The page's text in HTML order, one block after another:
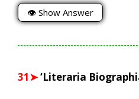
👁 Show Answer
31➤‘Literaria